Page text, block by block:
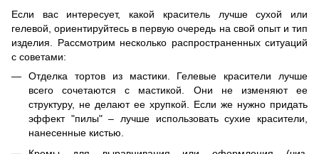
Если вас интересует, какой краситель лучше сухой или
гелевой, ориентируйтесь в первую очередь на свой опыт и тип
изделия. Рассмотрим несколько распространенных ситуаций
с советами:
Отделка тортов из мастики. Гелевые красители лучше
всего сочетаются с мастикой. Они не изменяют ее
структуру, не делают ее хрупкой. Если же нужно придать
эффект "пилы" – лучше использовать сухие красители,
нанесенные кистью.